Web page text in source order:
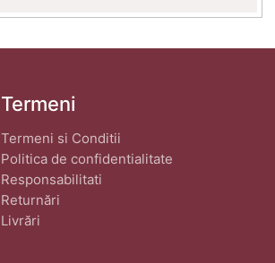
Termeni
Termeni si Conditii
Politica de confidentialitate
Responsabilitati
Returnări
Livrări